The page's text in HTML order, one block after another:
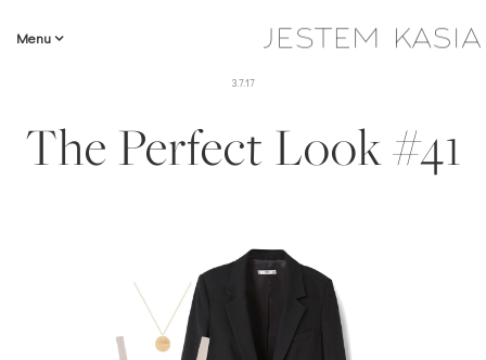
Menu
3.7.17
The Perfect Look #41